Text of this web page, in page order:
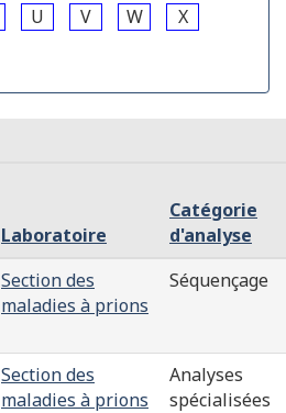
U V W
X
Laboratoire
Catégorie
d'analyse
Section des
maladies à prions
Séquençage
Section des
maladies à prions
Analyses
spécialisées